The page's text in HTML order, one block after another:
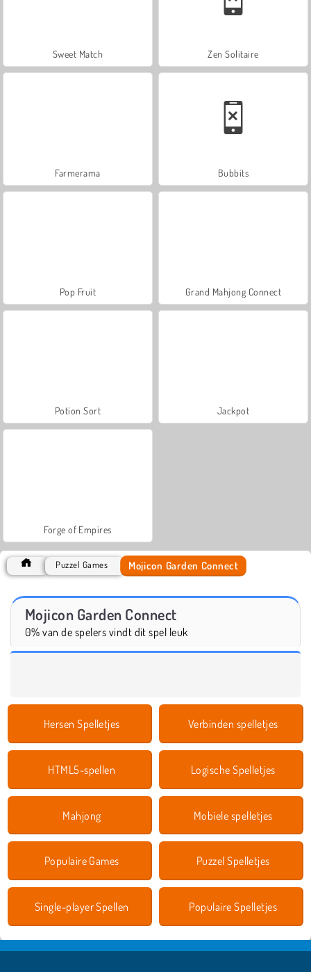
Sweet Match Zen Solitaire
Farmerama Bubbits
Pop Fruit Grand Mahjong Connect
Potion Sort Jackpot
Forge of Empires
Puzzel Games Mojicon Garden Connect
Mojicon Garden Connect
0% van de spelers vindt dit spel leuk
Hersen Spelletjes Verbinden spelletjes
HTML5-spellen Logische Spelletjes
Mahjong Mobiele spelletjes
Populaire Games Puzzel Spelletjes
Single-player Spellen Populaire Spelletjes